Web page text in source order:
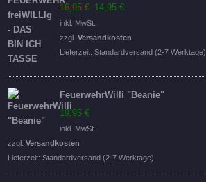
16,95€ Ursprünglicher
Preis
war:
16,95 €
14,95 €
ist:
14,95 €.
inkl. MwSt.
zzgl. Versandkosten
Lieferzeit: Standardversand (2-7 Werktage)
FeuerwehrWilli "Beanie"
19,95 €
inkl. MwSt.
zzgl. Versandkosten
Lieferzeit: Standardversand (2-7 Werktage)